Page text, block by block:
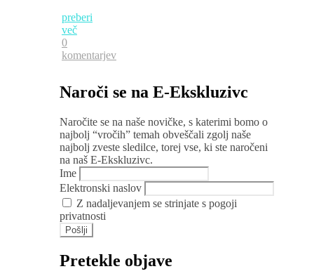
preberi
več
0
komentarjev
Naroči se na E-Ekskluzivc
Naročite se na naše novičke, s katerimi bomo o
najbolj “vročih” temah obveščali zgolj naše
najbolj zveste sledilce, torej vse, ki ste naročeni
na naš E-Ekskluzivc.
Ime
Elektronski naslov
Z nadaljevanjem se strinjate s pogoji
privatnosti
Pretekle objave